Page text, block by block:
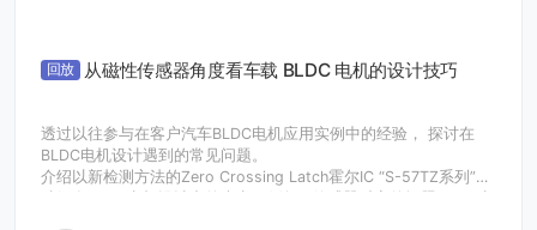
回放 从磁性传感器角度看车载 BLDC 电机的设计技巧
透过以往参与在客户汽车BLDC电机应用实例中的经验， 探讨在
BLDC电机设计遇到的常见问题。
介绍以新检测方法的Zero Crossing Latch霍尔IC “S-57TZ系列”，